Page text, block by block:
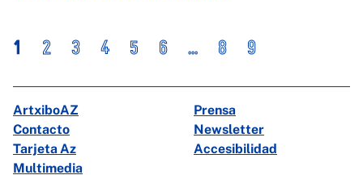
1 2 3 4 5 6 ... 8 9
ArtxiboAZ
Prensa
Contacto
Newsletter
Tarjeta Az
Accesibilidad
Multimedia